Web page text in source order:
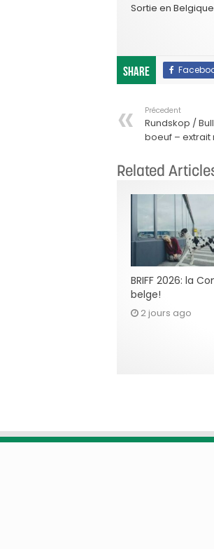
Sortie en
Share
Précedent
Rundskop /
boeuf – extrait
Related
BRIFF 2026: la
belge!
2 jours ago